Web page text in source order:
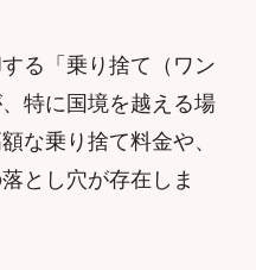
る「乗り捨て（ワン
特に国境を越える場
な乗り捨て料金や、
とし穴が存在しま